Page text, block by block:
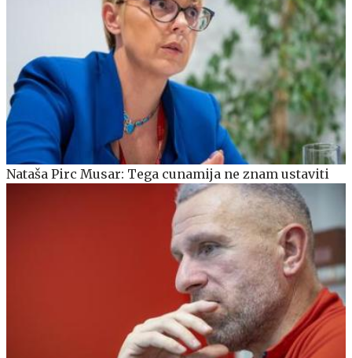
Nataša Pirc Musar: Tega cunamija ne znam ustaviti